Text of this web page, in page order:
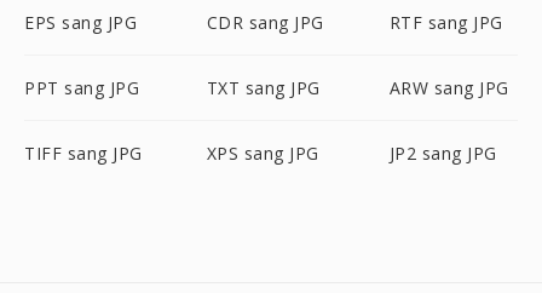
EPS sang JPG CDR sang JPG RTF sang JPG
PPT sang JPG TXT sang JPG ARW sang JPG
TIFF sang JPG XPS sang JPG JP2 sang JPG